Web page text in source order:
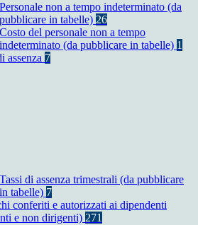
Personale non a tempo indeterminato (da
pubblicare in tabelle) 26
Costo del personale non a tempo
indeterminato (da pubblicare in tabelle) 1
assenza 7
Tassi di assenza trimestrali (da pubblicare
in tabelle) 7
conferiti e autorizzati ai dipendenti
e non dirigenti) 271